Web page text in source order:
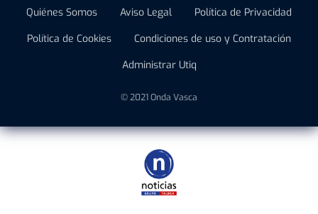
Quiénes Somos Aviso Legal
Política de Privacidad
Política de Cookies
Condiciones de uso y Contratación
Administrar Utiq
© 2021 Onda Vasca